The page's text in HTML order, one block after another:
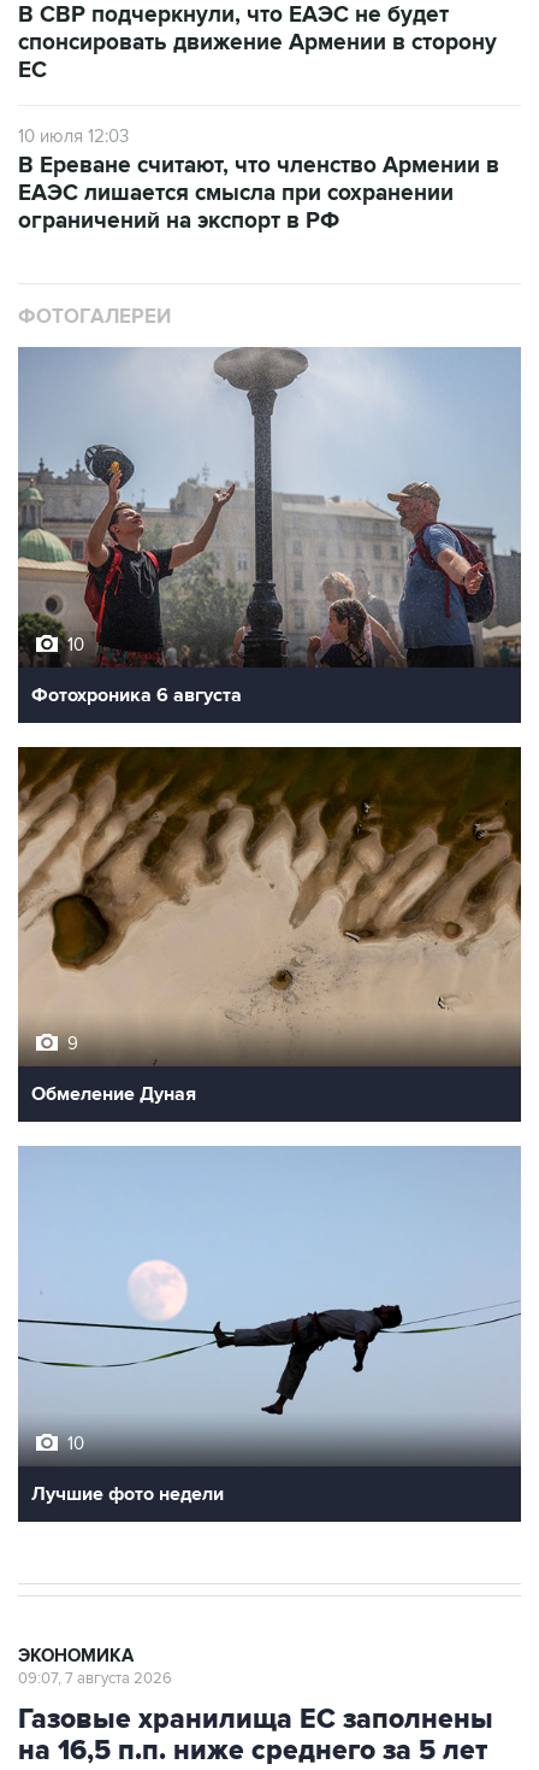
В СВР подчеркнули, что ЕАЭС не будет
спонсировать движение Армении в сторону
ЕС
10 июля 12:03
В Ереване считают, что членство Армении в
ЕАЭС лишается смысла при сохранении
ограничений на экспорт в РФ
ФОТОГАЛЕРЕИ
10
Фотохроника 6 августа
9
Обмеление Дуная
10
Лучшие фото недели
ЭКОНОМИКА
09:07, 7 августа 2026
Газовые хранилища ЕС заполнены
на 16,5 п.п. ниже среднего за 5 лет